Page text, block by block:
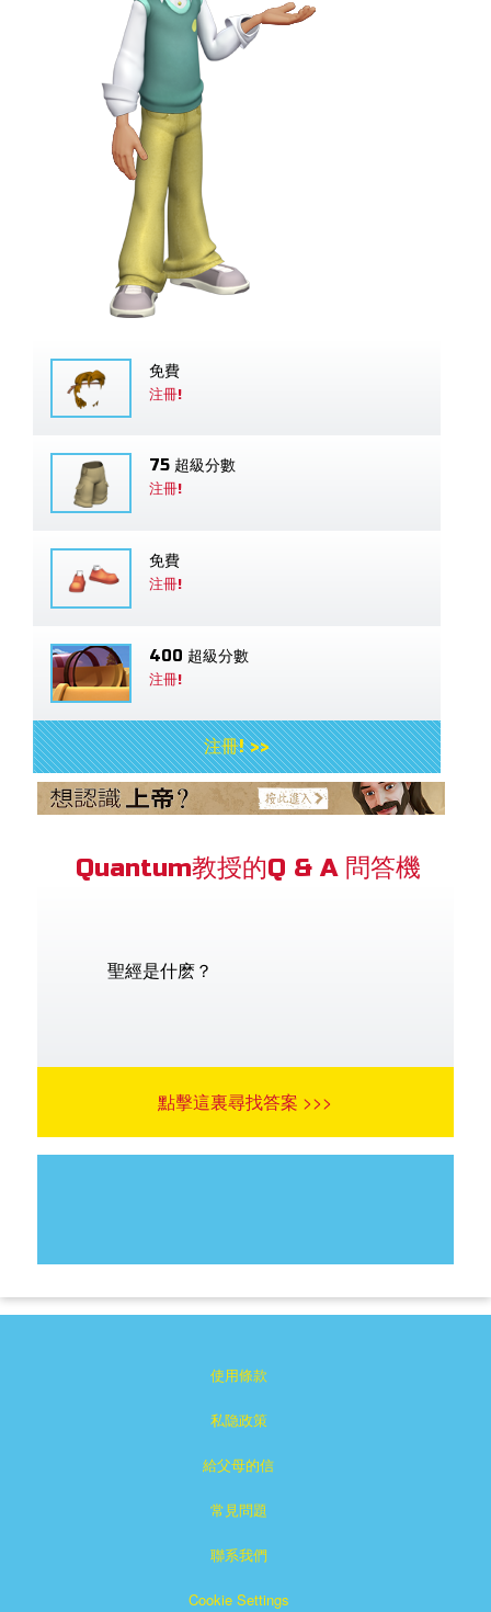
免費
注冊!
75 超級分數
注冊!
免費
注冊!
400 超級分數
注冊!
注冊! >>
Quantum教授的Q & A 問答機
聖經是什麽？
點擊這裏尋找答案 >>>
使用條款
私隐政策
給父母的信
常見問題
聯系我們
Cookie Settings